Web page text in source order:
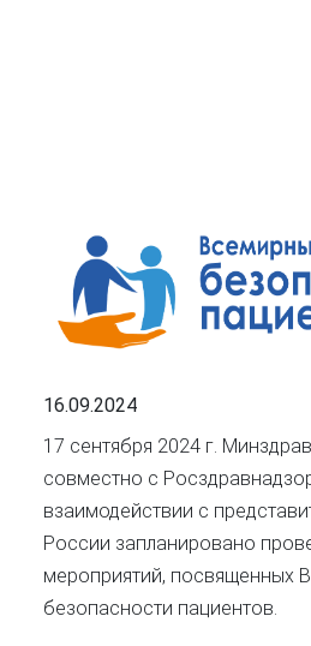
16.09.2024
17 сентября 2024 г.
совместно с
взаимодействии с
России запланировано
мероприятий, посвященных
безопасности пациентов.